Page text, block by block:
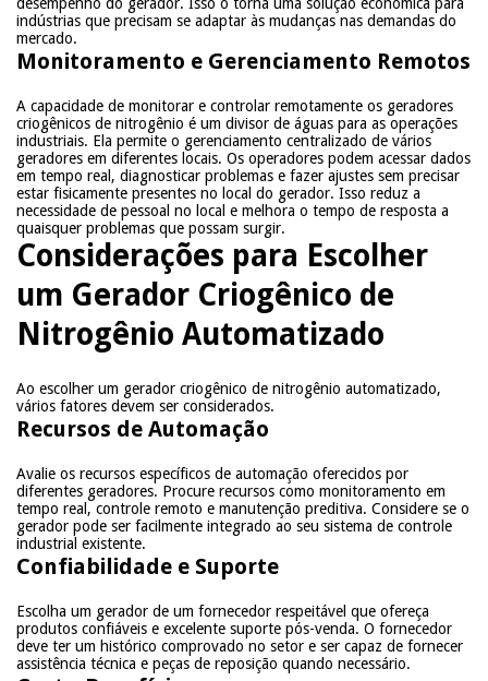
indústrias que precisam se adaptar às mudanças nas demandas do
mercado.
Monitoramento e Gerenciamento Remotos
A capacidade de monitorar e controlar remotamente os geradores
criogênicos de nitrogênio é um divisor de águas para as operações
industriais. Ela permite o gerenciamento centralizado de vários
geradores em diferentes locais. Os operadores podem acessar dados
em tempo real, diagnosticar problemas e fazer ajustes sem precisar
estar fisicamente presentes no local do gerador. Isso reduz a
necessidade de pessoal no local e melhora o tempo de resposta a
quaisquer problemas que possam surgir.
Considerações para Escolher
um Gerador Criogênico de
Nitrogênio Automatizado
Ao escolher um gerador criogênico de nitrogênio automatizado,
vários fatores devem ser considerados.
Recursos de Automação
Avalie os recursos específicos de automação oferecidos por
diferentes geradores. Procure recursos como monitoramento em
tempo real, controle remoto e manutenção preditiva. Considere se o
gerador pode ser facilmente integrado ao seu sistema de controle
industrial existente.
Confiabilidade e Suporte
Escolha um gerador de um fornecedor respeitável que ofereça
produtos confiáveis e excelente suporte pós-venda. O fornecedor
deve ter um histórico comprovado no setor e ser capaz de fornecer
assistência técnica e peças de reposição quando necessário.